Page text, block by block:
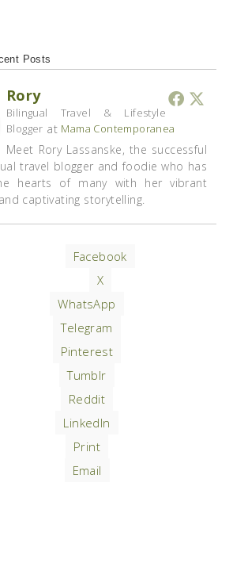
Posts
Rory
Bilingual Travel & Lifestyle
Blogger at Mama Contemporanea
Meet Rory Lassanske, the successful
travel blogger and foodie who has
hearts of many with her vibrant
captivating storytelling.
Facebook
X
WhatsApp
Telegram
Pinterest
Tumblr
Reddit
LinkedIn
Print
Email